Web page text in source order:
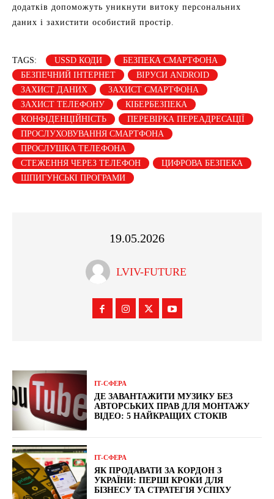
додатків допоможуть уникнути витоку персональних
даних і захистити особистий простір.
TAGS: USSD КОДИ
БЕЗПЕКА СМАРТФОНА
БЕЗПЕЧНИЙ ІНТЕРНЕТ
ВІРУСИ ANDROID
ЗАХИСТ ДАНИХ
ЗАХИСТ СМАРТФОНА
ЗАХИСТ ТЕЛЕФОНУ
КІБЕРБЕЗПЕКА
КОНФІДЕНЦІЙНІСТЬ
ПЕРЕВІРКА ПЕРЕАДРЕСАЦІЇ
ПРОСЛУХОВУВАННЯ СМАРТФОНА
ПРОСЛУШКА ТЕЛЕФОНА
СТЕЖЕННЯ ЧЕРЕЗ ТЕЛЕФОН
ЦИФРОВА БЕЗПЕКА
ШПИГУНСЬКІ ПРОГРАМИ
19.05.2026
LVIV-FUTURE
ІТ-СФЕРА
ДЕ ЗАВАНТАЖИТИ МУЗИКУ БЕЗ
АВТОРСЬКИХ ПРАВ ДЛЯ МОНТАЖУ
ВІДЕО: 5 НАЙКРАЩИХ СТОКІВ
ІТ-СФЕРА
ЯК ПРОДАВАТИ ЗА КОРДОН З
УКРАЇНИ: ПЕРШІ КРОКИ ДЛЯ
БІЗНЕСУ ТА СТРАТЕГІЯ УСПІХУ